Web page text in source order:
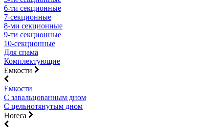
6-ти секционные
7-секционные
8-ми секционные
9-ти секционные
10-секционные
Для спама
Комплектующие
Емкости
Емкости
С завальцованным дном
С цельнотянутым дном
Horeca